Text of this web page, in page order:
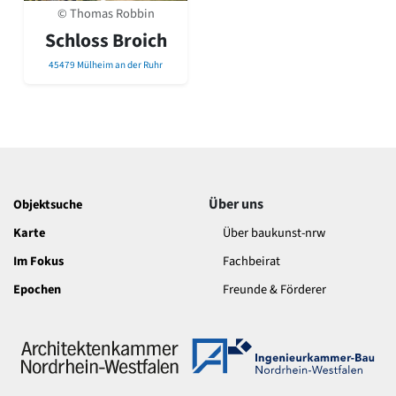
David Chipperfield
Gottfried Böhm
Schneider von Esleben
Gegenwart
Postmoderne
1950er-70er Jahre
Moderne
Jugendstil
Barock
Renaissance
© Thomas Robbin
Schloss Broich
45479 Mülheim an der Ruhr
Objektsuche
Karte
Im Fokus
Epochen
Über uns
Über baukunst-nrw
Fachbeirat
Freunde & Förderer